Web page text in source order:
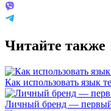
Читайте также
Как использовать язык
Личный бренд —